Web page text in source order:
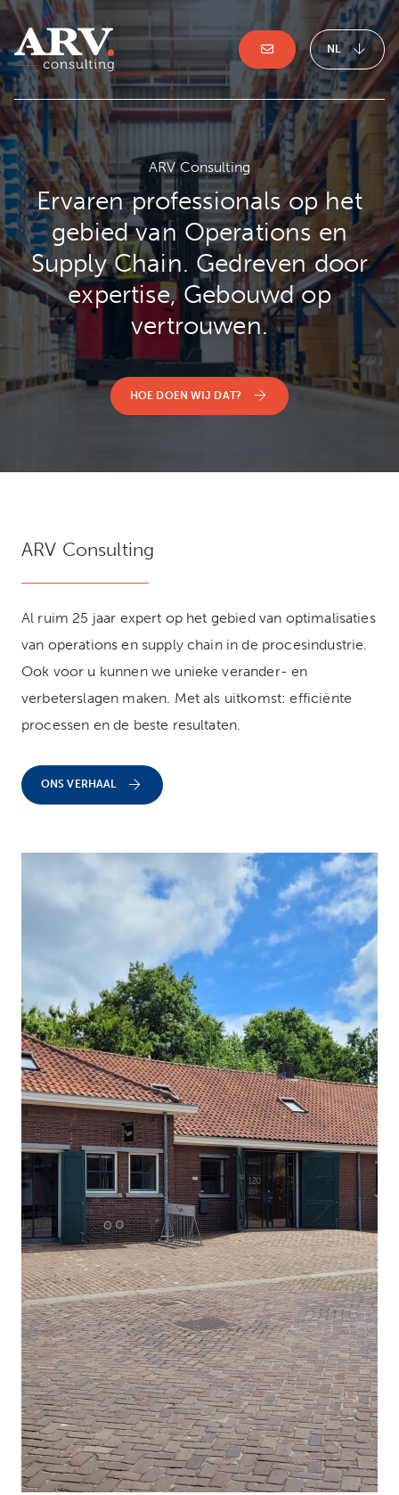
Ervaren professionals op het
gebied van Operations en
Supply Chain. Gedreven door
expertise, Gebouwd op
vertrouwen.
ARV Consulting
HOE DOEN WIJ DAT?
ARV Consulting
Al ruim 25 jaar expert op het gebied van optimalisaties
van operations en supply chain in de procesindustrie.
Ook voor u kunnen we unieke verander- en
verbeterslagen maken. Met als uitkomst: efficiënte
processen en de beste resultaten.
ONS VERHAAL
NL